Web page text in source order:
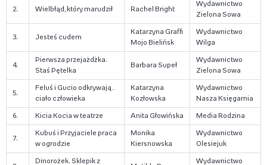
2. Wielbłąd, który marudził Rachel Bright
Wydawnictwo
Zielona Sowa
3. Jesteś cudem
Katarzyna Graffi
Mojo Bielińsk
Wydawnictwo
Wilga
4.
Pierwsza przejażdżka.
Staś Pętelka
Barbara Supeł
Wydawnictwo
Zielona Sowa
5.
Feluś i Gucio odkrywają…
ciało człowieka
Katarzyna
Kozłowska
Wydawnictwo
Nasza Księgarnia
6. Kicia Kocia w teatrze Anita Głowińska Media Rodzina
7.
Kubuś i Przyjaciele praca
w ogrodzie
Monika
Kiersnowska
Wydawnictwo
Olesiejuk
Dinorożek. Sklepik z
Wydawnictwo